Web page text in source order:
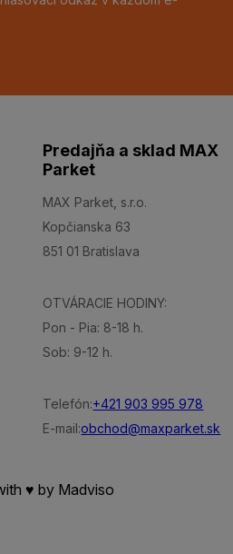
Predajňa a sklad MAX
Parket
MAX Parket, s.r.o.
Kopčianska 63
851 01 Bratislava
OTVÁRACIE HODINY:
Pon - Pia: 8-18 h.
Sob: 9-12 h.
Telefón:+421 903 995 978
E-mail:obchod@maxparket.sk
♥ by Madviso